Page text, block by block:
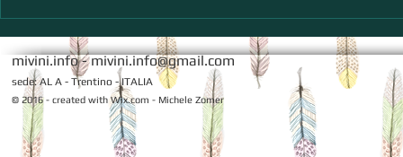
mivini.info -mivini.info@gmail.com
sede: AL A - Trentino - ITALIA
© 2016 - created withWix.com - Michele Zomer